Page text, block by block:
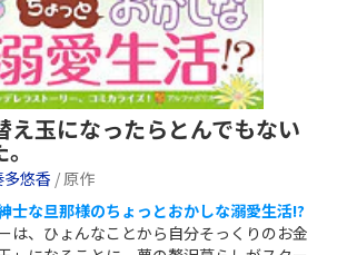
え玉になったらとんでもない
多悠香 / 原作
士な旦那様のちょっとおかしな溺愛生活!?
は、ひょんなことから自分そっくりのお金